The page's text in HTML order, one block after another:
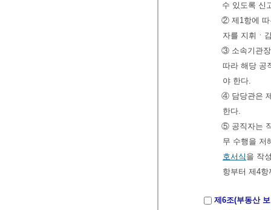
수 있도록 신
② 제1항에 따
자를 지휘ㆍ
③ 소속기관
따라 해당 공
야 한다.
④ 담당관은
한다.
⑤ 공직자는
무 수행을 저
호서식 을 작
항부터 제4
제6조(부동산